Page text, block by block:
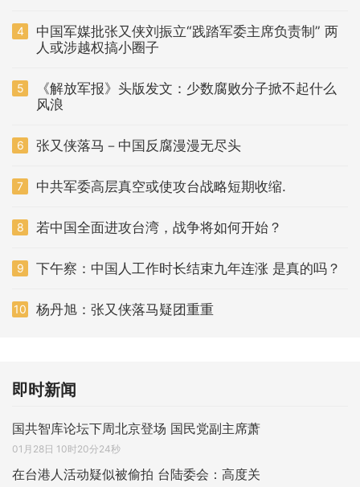
4
中国军媒批张又侠刘振立“践踏军委主席负责制” 两
人或涉越权搞小圈子
5
《解放军报》头版发文：少数腐败分子掀不起什么
风浪
6 张又侠落马－中国反腐漫漫无尽头
7 中共军委高层真空或使攻台战略短期收缩.
8 若中国全面进攻台湾，战争将如何开始？
9 下午察：中国人工作时长结束九年连涨 是真的吗？
10 杨丹旭：张又侠落马疑团重重
即时新闻
国共智库论坛下周北京登场 国民党副主席萧
01月28日 10时20分24秒
在台港人活动疑似被偷拍 台陆委会：高度关